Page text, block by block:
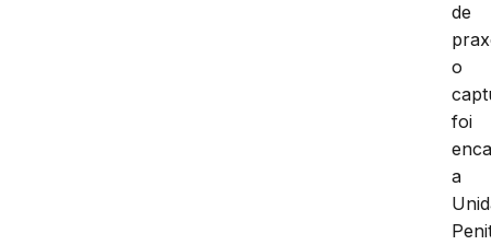
de
o
foi
a